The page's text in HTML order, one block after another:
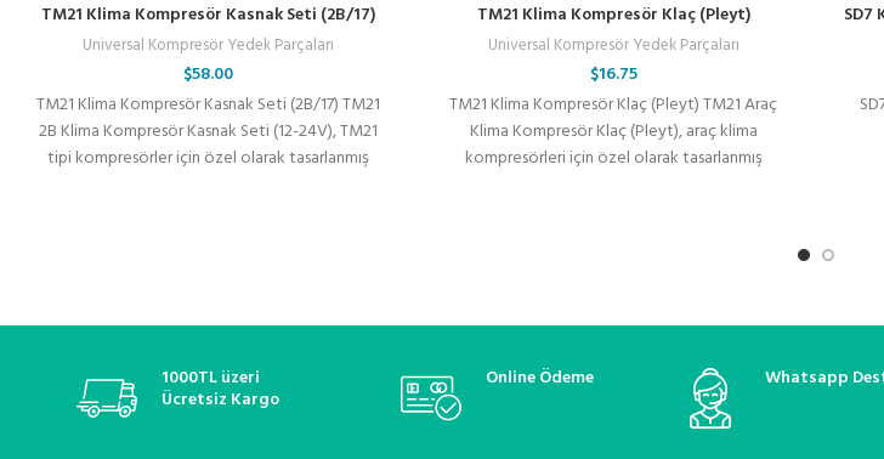
TM21 Klima Kompresör Kasnak Seti (2B/17)
Universal Kompresör Yedek Parçaları
$58.00
TM21 Klima Kompresör Kasnak Seti (2B/17) TM21
2B Klima Kompresör Kasnak Seti (12-24V), TM21
tipi kompresörler için özel olarak tasarlanmış
TM21 Klima Kompresör Klaç (Pleyt)
Universal Kompresör Yedek Parçaları
$16.75
TM21 Klima Kompresör Klaç (Pleyt) TM21 Araç
Klima Kompresör Klaç (Pleyt), araç klima
kompresörleri için özel olarak tasarlanmış
1000TL üzeri
Ücretsiz Kargo
Online Ödeme Whatsapp